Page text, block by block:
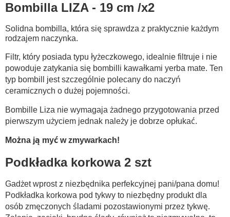
Bombilla LIZA - 19 cm /x2
Solidna bombilla, która się sprawdza z praktycznie każdym
rodzajem naczynka.
Filtr, który posiada typu łyżeczkowego, idealnie filtruje i nie
powoduje zatykania się bombilli kawałkami yerba mate. Ten
typ bombill jest szczególnie polecany do naczyń
ceramicznych o dużej pojemności.
Bombille Liza nie wymagaja żadnego przygotowania przed
pierwszym użyciem jednak należy je dobrze opłukać.
Można ją myć w zmywarkach!
Podkładka korkowa 2 szt
Gadżet wprost z niezbędnika perfekcyjnej pani/pana domu!
Podkładka korkowa pod tykwy to niezbędny produkt dla
osób zmęczonych śladami pozostawionymi przez tykwę.